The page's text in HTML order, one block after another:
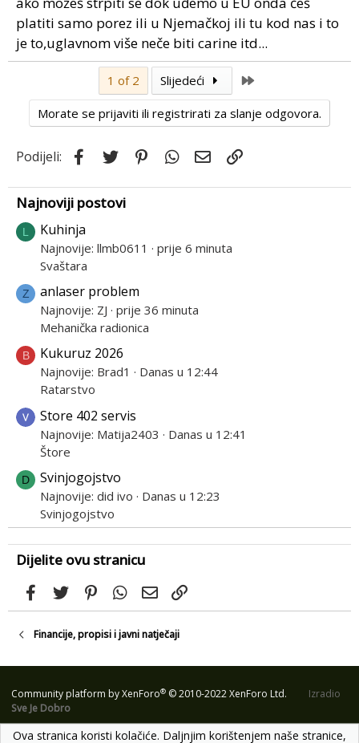
platiti samo porez ili u Njemačkoj ili tu kod nas i to
je to,uglavnom više neče biti carine itd...
1 of 2 Slijedeći
Morate se prijaviti ili registrirati za slanje odgovora.
Podijeli: Facebook
Twitter PinterestWhatsApp
Email
Najnoviji postovi
L Kuhinja
Najnovije: llmb0611
prije 6 minuta
Svaštara
Z anlaser problem
Najnovije: ZJ prije 36 minuta
Mehanička radionica
B Kukuruz 2026
Najnovije: Brad1
Danas u 12:44
Ratarstvo
Store 402 servis
Najnovije: Matija2403
Danas u 12:41
Štore
D Svinjogojstvo
Najnovije: did ivo
Danas u 12:23
Svinjogojstvo
Dijelite ovu stranicu
FacebookTwitterPinterestWhatsApp
Email
Financije, propisi i javni natječaji
Community platform by XenForo® © 2010-2022 XenForo Ltd.
Izradio
Sve Je Dobro
Ova stranica koristi kolačiće. Daljnjim korištenjem naše stranice,